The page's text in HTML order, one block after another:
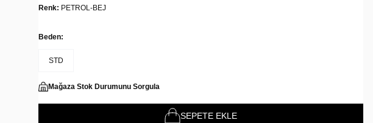
Renk: PETROL-BEJ
Beden:
STD
Mağaza Stok Durumunu Sorgula
SEPETE EKLE